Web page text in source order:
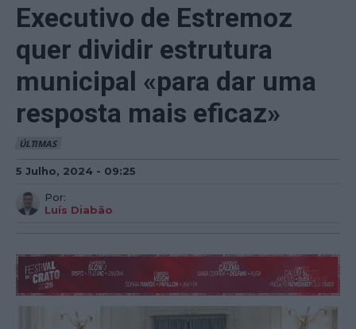
Executivo de Estremoz
quer dividir estrutura
municipal «para dar uma
resposta mais eficaz»
ÚLTIMAS
5 Julho, 2024 - 09:25
Por:
Luís Diabão